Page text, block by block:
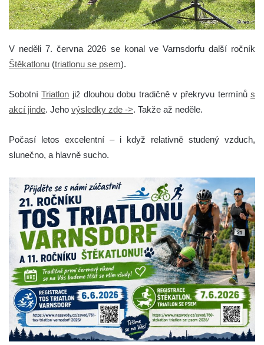
V neděli 7. června 2026 se konal ve Varnsdorfu další ročník
Štěkatlonu (triatlonu se psem).
SobotníTriatlon již dlouhou dobu tradičně v překryvu termínůs
akcí jinde. Jeho výsledky zde ->. Takže až neděle.
Počasí letos excelentní – i když relativně studený vzduch,
slunečno, a hlavně sucho.